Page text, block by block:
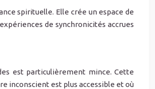
spirituelle. Elle crée un espace de
de synchronicités accrues
est particulièrement mince. Cette
inconscient est plus accessible et où